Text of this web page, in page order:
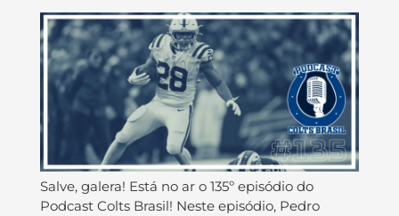
Salve, galera! Está no ar o 135º episódio do
Podcast Colts Brasil! Neste episódio, Pedro